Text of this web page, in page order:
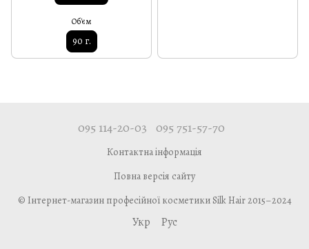
Об'єм
90 г.
095 114-20-03 095 751-57-70
Контактна інформація
Повна версія сайту
© Інтернет-магазин професійної косметики Silk Hair 2015–2024
Укр Рус